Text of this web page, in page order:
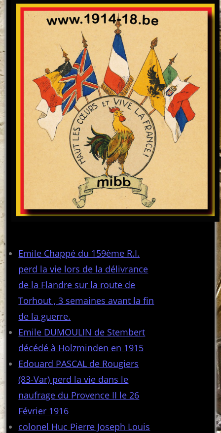
Emile Chappé du 159ème R.I.
perd la vie lors de la délivrance
de la Flandre sur la route de
Torhout , 3 semaines avant la fin
de la guerre.
Emile DUMOULIN de Stembert
décédé à Holzminden en 1915
Edouard PASCAL de Rougiers
(83-Var) perd la vie dans le
naufrage du Provence II le 26
Février 1916
colonel Huc Pierre Joseph Louis